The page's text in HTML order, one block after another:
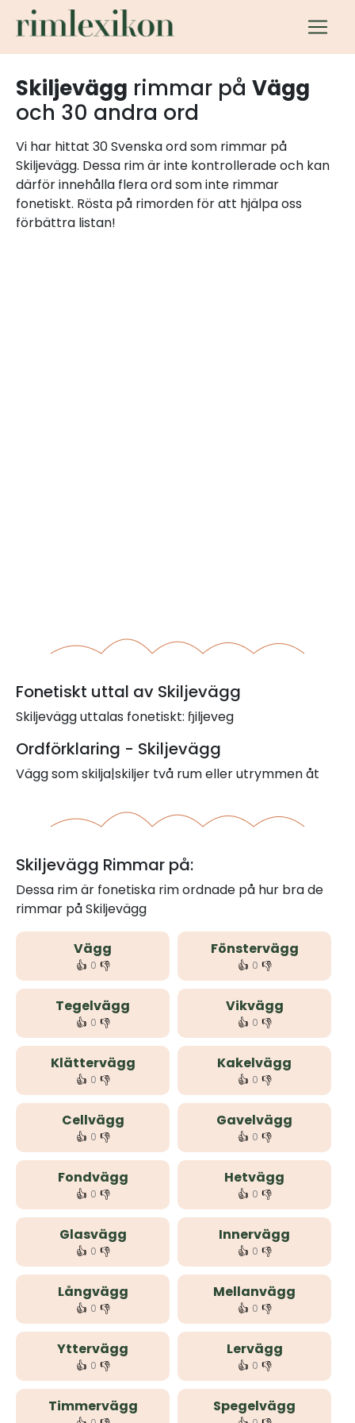
Skiljevägg rimmar på Vägg
och 30 andra ord
Vi har hittat 30 Svenska ord som rimmar på
Skiljevägg. Dessa rim är inte kontrollerade och kan
därför innehålla flera ord som inte rimmar
fonetiskt. Rösta på rimorden för att hjälpa oss
förbättra listan!
Fonetiskt uttal av Skiljevägg
Skiljevägg uttalas fonetiskt: ɧiljeveg
Ordförklaring - Skiljevägg
Vägg som skilja|skiljer två rum eller utrymmen åt
Skiljevägg Rimmar på:
Dessa rim är fonetiska rim ordnade på hur bra de
rimmar på Skiljevägg
Vägg
👍 0 👎
Fönstervägg
👍 0 👎
Tegelvägg
👍 0 👎
Vikvägg
👍 0 👎
Klättervägg
👍 0 👎
Kakelvägg
👍 0 👎
Cellvägg
👍 0 👎
Gavelvägg
👍 0 👎
Fondvägg
👍 0 👎
Hetvägg
👍 0 👎
Glasvägg
👍 0 👎
Innervägg
👍 0 👎
Långvägg
👍 0 👎
Mellanvägg
👍 0 👎
Yttervägg
👍 0 👎
Lervägg
👍 0 👎
Timmervägg Spegelvägg